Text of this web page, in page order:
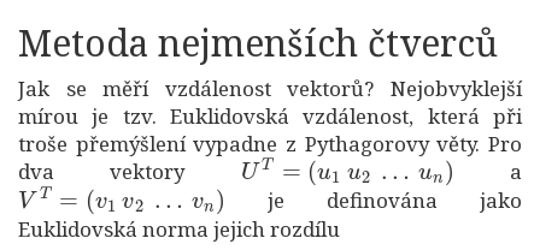
Metoda nejmenších čtverců
Jak se měří vzdálenost vektorů? Nejobvyklejší
mírou je tzv. Euklidovská vzdálenost, která při
troše přemýšlení vypadne z Pythagorovy věty. Pro
dva vektory
UT= (u1u2…un)
a
VT= 1 v2…vn
je definována jako
Euklidovská norma jejich rozdílu